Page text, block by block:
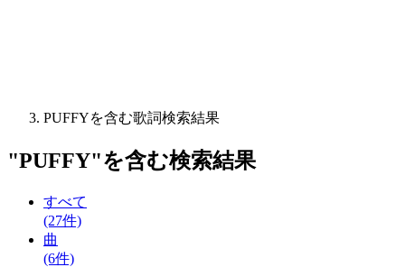
PUFFYを含む歌詞検索結果
"PUFFY"を含む検索結果
すべて
(27件)
曲
(6件)